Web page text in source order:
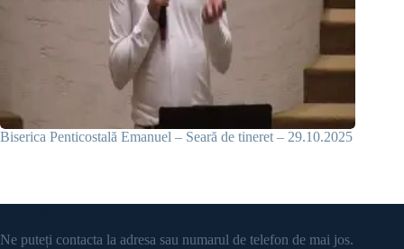
Biserica Penticostală Emanuel – Seară de tineret – 29.10.2025
Ne puteți contacta la adresa sau numarul de telefon de mai jos.